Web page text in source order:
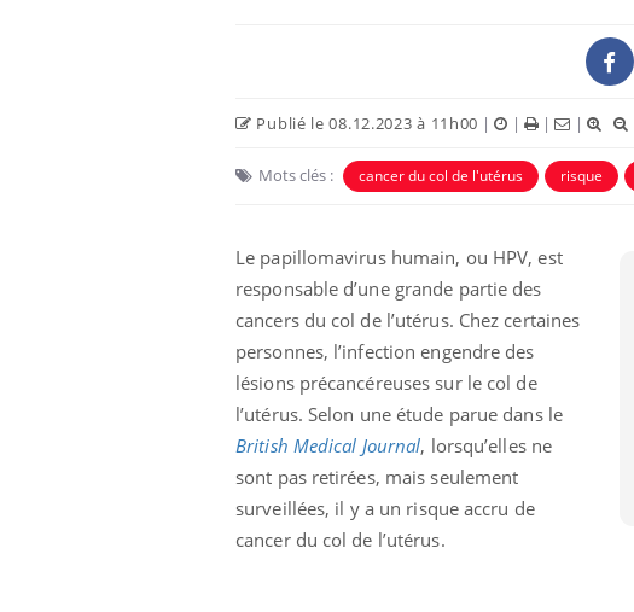
Publié le 08.12.2023 à 11h00 | | | |
Mots clés : cancer du col de l'utérus risque
Le papillomavirus humain, ou HPV, est
responsable d’une grande partie des
cancers du col de l’utérus. Chez certaines
personnes, l’infection engendre des
lésions précancéreuses sur le col de
l’utérus. Selon une étude parue dans le
British Medical Journal, lorsqu’elles ne
sont pas retirées, mais seulement
surveillées, il y a un risque accru de
cancer du col de l’utérus.
La sieste empêche-t-elle
de dormir la nuit ?
VIH : la fin du comprimé
tous les jours se profile-t-
elle enfin ?